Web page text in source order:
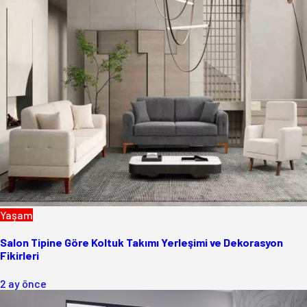
Yaşam
Salon Tipine Göre Koltuk Takımı Yerleşimi ve Dekorasyon
Fikirleri
2 ay önce